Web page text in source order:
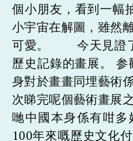
個小朋友，看到一幅
小宇宙在解圖，雖然
可愛。 今天見證了
歷史記錄的畫展。
身對於畫畫同埋藝術
次睇完呢個藝術畫展
哋中國本身係有咁
100年來嘅歷史文化